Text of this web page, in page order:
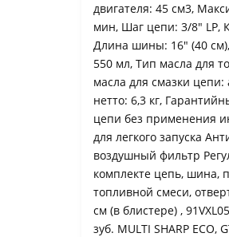
двигателя: 45 см3,
мин, Шаг цепи: 3/8" LP,
Длина шины: 16" (40
550 мл, Тип масла для
масла для смазки
нетто: 6,3 кг,
цепи без применения
для легкого запуска
воздушный фильтр
комплекте цепь, шина,
топливной смеси,
см (в блистере) ,
зуб. MULTI SHARP ECO,